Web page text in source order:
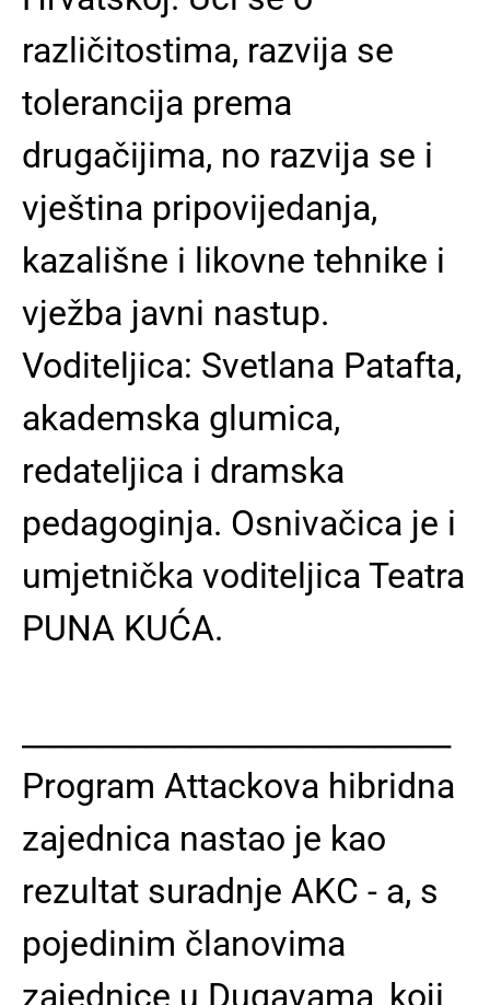
različitostima, razvija se
tolerancija prema
drugačijima, no razvija se i
vještina pripovijedanja,
kazališne i likovne tehnike i
vježba javni nastup.
Voditeljica: Svetlana Patafta,
akademska glumica,
redateljica i dramska
pedagoginja. Osnivačica je i
umjetnička voditeljica Teatra
PUNA KUĆA.
Program Attackova hibridna
zajednica nastao je kao
rezultat suradnje AKC - a, s
pojedinim članovima
zajednice u Dugavama, koji